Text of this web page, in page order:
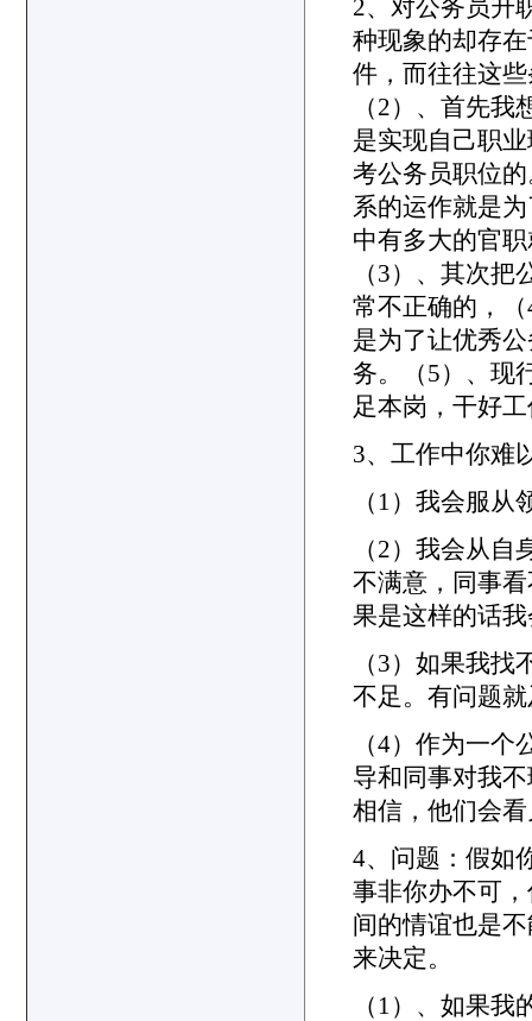
2、对公务员升
种现象的却存
件，而往往这
（2）、首先
是实现自己职
考公务员职位
系的运作就是
中有多大的官
（3）、其次
常不正确的，
是为了让优秀
务。（5）、现
足本岗，干好
3、工作中你难
（1）我会服
（2）我会从
不满意，同事
果是这样的话
（3）如果我
不足。有问题
（4）作为一
导和同事对我
相信，他们会
4、问题：假如
事非你办不可
间的情谊也是
来决定。
（1）、如果